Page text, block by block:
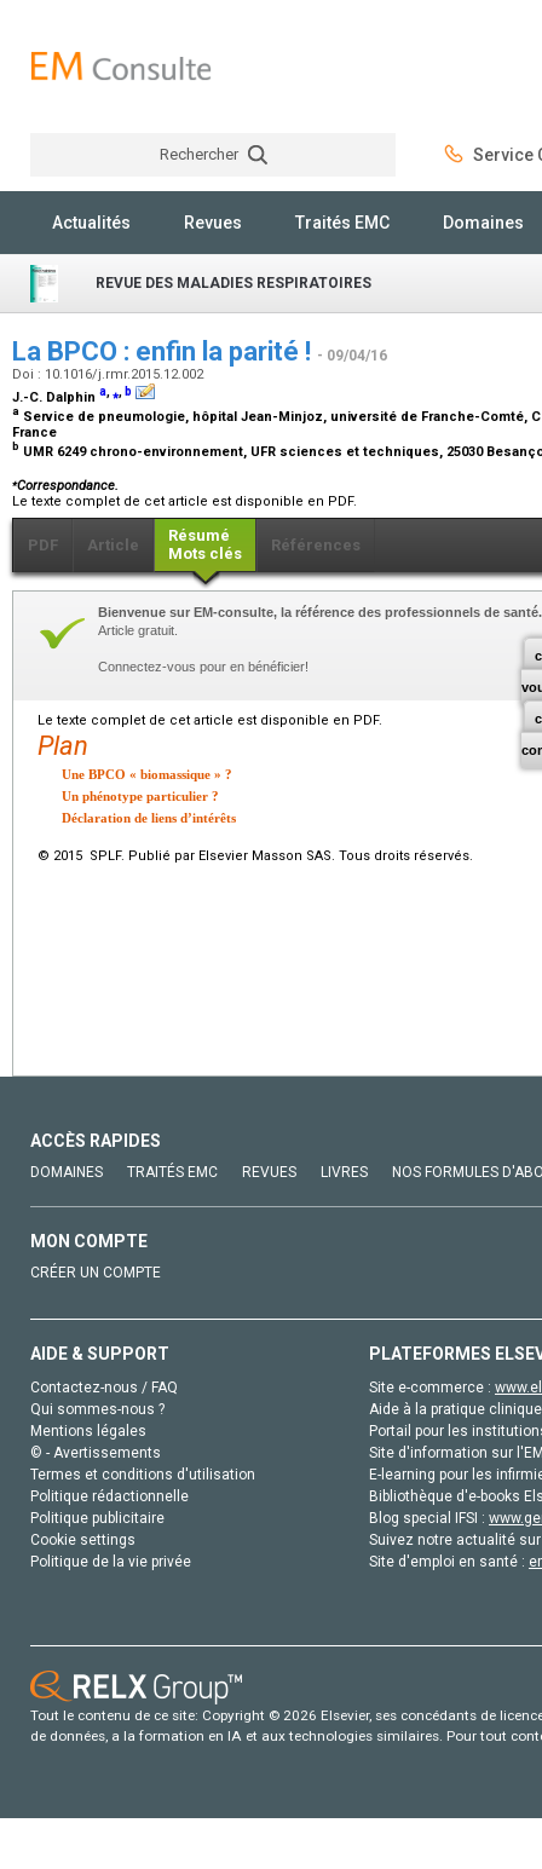
Rechercher Service
Actualités Revues Traités EMC Domaines
REVUE DES MALADIES RESPIRATOIRES
La BPCO : enfin la parité ! - 09/04/16
Doi : 10.1016/j.rmr.2015.12.002
J.-C. Dalphin a,⁎, b
a Service de pneumologie, hôpital Jean-Minjoz, université de Franche-Comté,
France
b UMR 6249 chrono-environnement, UFR sciences et techniques, 25030
⁎Correspondance.
Le texte complet de cet article est disponible en PDF.
PDF Article
Résumé
Mots clés
Références
Bienvenue sur EM-consulte, la référence des professionnels de santé.
Article gratuit.
Connectez-vous pour en bénéficier!
Le texte complet de cet article est disponible en PDF.
Plan
Une BPCO « biomassique » ?
Un phénotype particulier ?
Déclaration de liens d’intérêts
© 2015 SPLF. Publié par Elsevier Masson SAS. Tous droits réservés.
ACCÈS RAPIDES
DOMAINES TRAITÉS EMC REVUES LIVRES NOS FORMULES
MON COMPTE
CRÉER UN COMPTE
AIDE & SUPPORT
Contactez-nous / FAQ
Qui sommes-nous ?
Mentions légales
© - Avertissements
Termes et conditions d'utilisation
Politique rédactionnelle
Politique publicitaire
Cookie settings
Politique de la vie privée
PLATEFORMES
Site e-commerce :
Aide à la pratique
Portail pour les
Site d'information sur
E-learning pour les
Bibliothèque d'e-books
Blog special IFSI :
Suivez notre actualité
Site d'emploi en santé :
Tout le contenu de ce site: Copyright © 2026 Elsevier, ses concédants de
de données, a la formation en IA et aux technologies similaires. Pour tout